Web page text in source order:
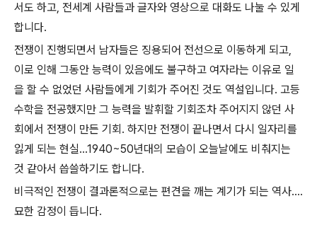
서도 하고, 전세계 사람들과 글자와 영상으로 대화도 나눌 수 있게
합니다.
전쟁이 진행되면서 남자들은 징용되어 전선으로 이동하게 되고,
이로 인해 그동안 능력이 있음에도 불구하고 여자라는 이유로 일
을 할 수 없었던 사람들에게 기회가 주어진 것도 역설입니다. 고등
수학을 전공했지만 그 능력을 발휘할 기회조차 주어지지 않던 사
회에서 전쟁이 만든 기회. 하지만 전쟁이 끝나면서 다시 일자리를
잃게 되는 현실...1940~50년대의 모습이 오늘날에도 비춰지는
것 같아서 씁쓸하기도 합니다.
비극적인 전쟁이 결과론적으로는 편견을 깨는 계기가 되는 역사....
묘한 감정이 듭니다.